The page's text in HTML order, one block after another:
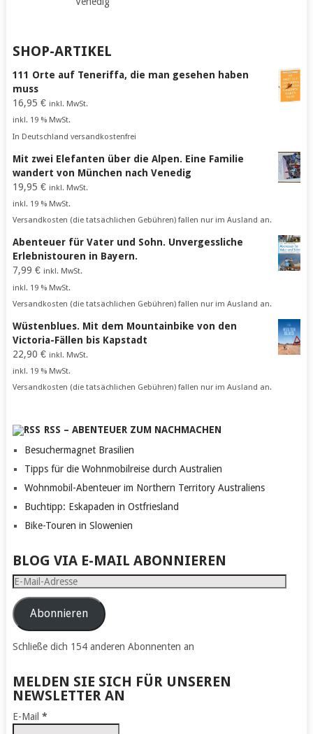
SHOP-ARTIKEL
111 Orte auf Teneriffa, die man gesehen haben
muss
16,95 € inkl. MwSt.
inkl. 19 % MwSt.
In Deutschland versandkostenfrei
Mit zwei Elefanten über die Alpen. Eine Familie
wandert von München nach Venedig
19,95 € inkl. MwSt.
inkl. 19 % MwSt.
Versandkosten (die tatsächlichen Gebühren) fallen nur im Ausland an.
Abenteuer für Vater und Sohn. Unvergessliche
Erlebnistouren in Bayern.
7,99 € inkl. MwSt.
inkl. 19 % MwSt.
Versandkosten (die tatsächlichen Gebühren) fallen nur im Ausland an.
Wüstenblues. Mit dem Mountainbike von den
Victoria-Fällen bis Kapstadt
22,90 € inkl. MwSt.
inkl. 19 % MwSt.
Versandkosten (die tatsächlichen Gebühren) fallen nur im Ausland an.
RSS – ABENTEUER ZUM NACHMACHEN
Besuchermagnet Brasilien
Tipps für die Wohnmobilreise durch Australien
Wohnmobil-Abenteuer im Northern Territory Australiens
Buchtipp: Eskapaden in Ostfriesland
Bike-Touren in Slowenien
BLOG VIA E-MAIL ABONNIEREN
E-
Mail-
AdresseAbonnieren
Schließe dich 154 anderen Abonnenten an
MELDEN SIE SICH FÜR UNSEREN
NEWSLETTER AN
E-Mail *